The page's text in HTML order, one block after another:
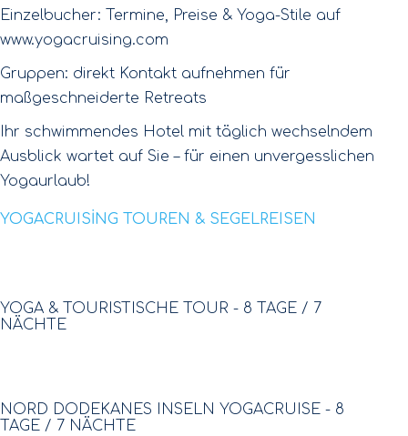
Einzelbucher: Termine, Preise & Yoga-Stile auf
www.yogacruising.com
Gruppen: direkt Kontakt aufnehmen für
maßgeschneiderte Retreats
Ihr schwimmendes Hotel mit täglich wechselndem
Ausblick wartet auf Sie – für einen unvergesslichen
Yogaurlaub!
YOGACRUISİNG TOUREN & SEGELREISEN
YOGA & TOURISTISCHE TOUR - 8 TAGE / 7
NÄCHTE
NORD DODEKANES INSELN YOGACRUISE - 8
TAGE / 7 NÄCHTE